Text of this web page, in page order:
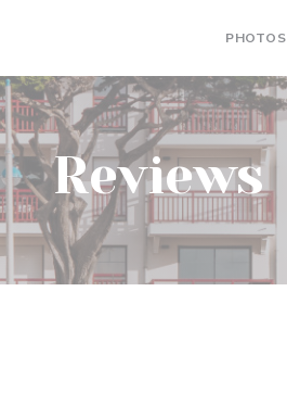
PHOTOS
Reviews